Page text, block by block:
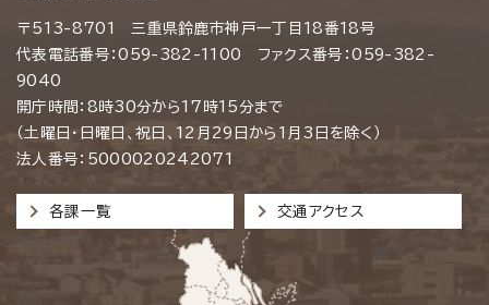
〒513-8701 三重県鈴鹿市神戸一丁目18番18号
代表電話番号：059-382-1100 ファクス番号：059-382-
9040
開庁時間：8時30分から17時15分まで
（土曜日・日曜日、祝日、12月29日から1月3日を除く）
法人番号：5000020242071
各課一覧 交通アクセス